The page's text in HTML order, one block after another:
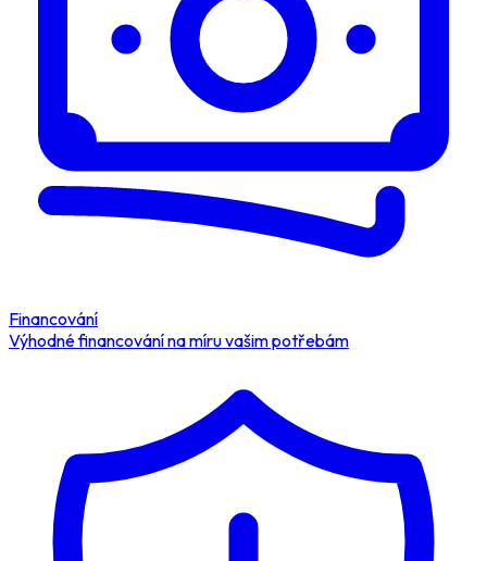
Financování
Výhodné financování na míru vašim potřebám